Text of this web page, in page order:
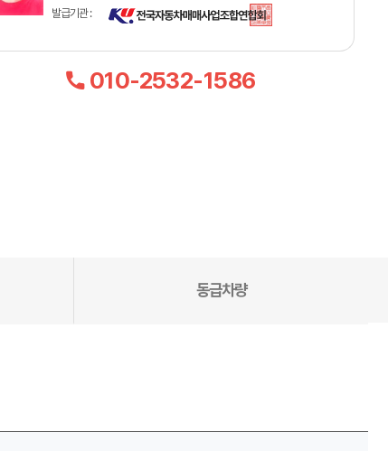
발급기관 :
010-2532-1586
동급차량